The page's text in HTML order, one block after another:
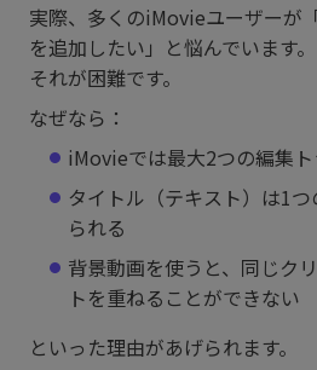
実際、多くのiMovieユーザーが
を追加したい」と悩んでいます
それが困難です。
なぜなら：
iMovieでは最大2つの編集
タイトル（テキスト）は1
られる
背景動画を使うと、同じク
トを重ねることができない
といった理由があげられます。